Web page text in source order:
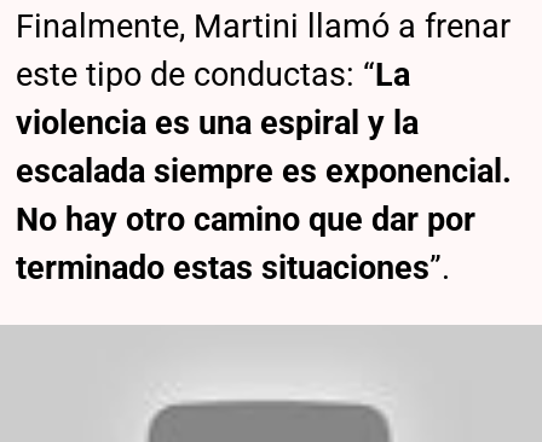
Finalmente, Martini llamó a frenar
este tipo de conductas: “La
violencia es una espiral y la
escalada siempre es exponencial.
No hay otro camino que dar por
terminado estas situaciones”.